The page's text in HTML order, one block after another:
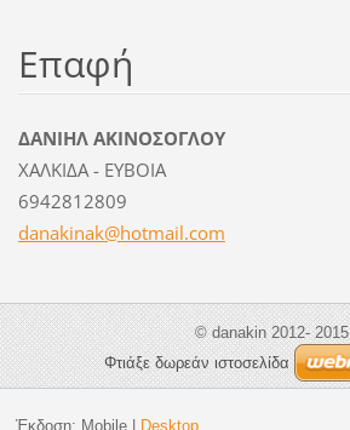
Επαφή
ΔΑΝΙΗΛ ΑΚΙΝΟΣΟΓΛΟΥ
ΧΑΛΚΙΔΑ - ΕΥΒΟΙΑ
6942812809
danakinak@hotmail.com
© danakin 2012- 2015
Φτιάξε δωρεάν ιστοσελίδα
Έκδοση: Mobile| Desktop